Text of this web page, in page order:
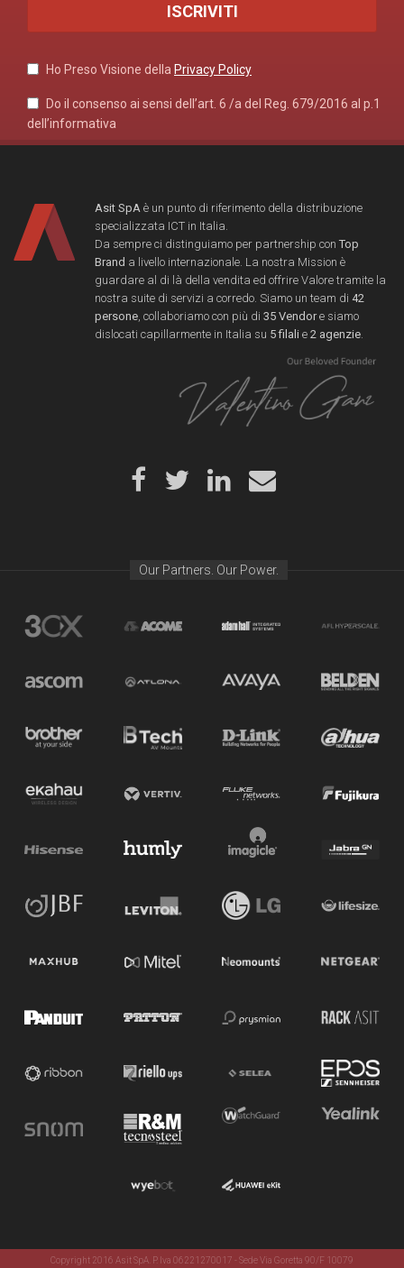
Ho Preso Visione della Privacy Policy
Do il consenso ai sensi dell’art. 6 /a del Reg. 679/2016 al p.1
dell’informativa
Asit SpA è un punto di riferimento della distribuzione
specializzata ICT in Italia.
Da sempre ci distinguiamo per partnership con Top
Brand a livello internazionale. La nostra Mission è
guardare al di là della vendita ed offrire Valore tramite la
nostra suite di servizi a corredo. Siamo un team di 42
persone , collaboriamo con più di 35 Vendore siamo
dislocati capillarmente in Italia su 5 filali e 2 agenzie
Copyright 2016 Asit SpA. P. Iva 06221270017 - Sede Via Goretta 90/F 10079